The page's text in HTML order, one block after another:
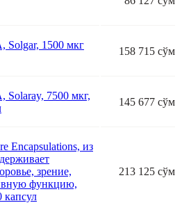
Solgar, 1500 мкг
158 715 сўм
7500 мкг,
145 677 сўм
Encapsulations, из
зрение,
функцию,
213 125 сўм